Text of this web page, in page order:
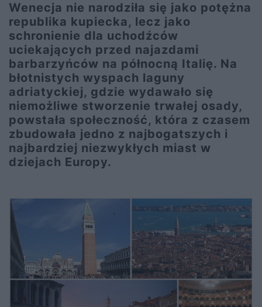
Wenecja nie narodziła się jako potężna
republika kupiecka, lecz jako
schronienie dla uchodźców
uciekających przed najazdami
barbarzyńców na północną Italię. Na
błotnistych wyspach laguny
adriatyckiej, gdzie wydawało się
niemożliwe stworzenie trwałej osady,
powstała społeczność, która z czasem
zbudowała jedno z najbogatszych i
najbardziej niezwykłych miast w
dziejach Europy.